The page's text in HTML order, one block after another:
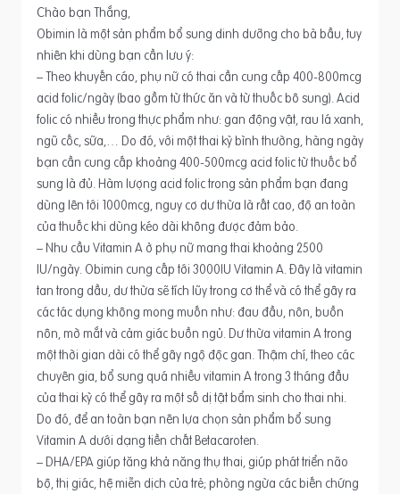
Chào bạn Thắng,
Obimin là một sản phẩm bổ sung dinh dưỡng cho bà bầu, tuy
nhiên khi dùng bạn cần lưu ý:
– Theo khuyến cáo, phụ nữ có thai cần cung cấp 400-800mcg
acid folic/ngày (bao gồm từ thức ăn và từ thuốc bô sung). Acid
folic có nhiều trong thực phẩm như: gan động vật, rau lá xanh,
ngũ cốc, sữa,… Do đó, với một thai kỳ bình thường, hàng ngày
bạn cần cung cấp khoảng 400-500mcg acid folic từ thuốc bổ
sung là đủ. Hàm lượng acid folic trong sản phẩm bạn đang
dùng lên tới 1000mcg, nguy cơ dư thừa là rất cao, độ an toàn
của thuốc khi dùng kéo dài không được đảm bảo.
– Nhu cầu Vitamin A ở phụ nữ mang thai khoảng 2500
IU/ngày. Obimin cung cấp tới 3000IU Vitamin A. Đây là vitamin
tan trong dầu, dư thừa sẽ tích lũy trong cơ thể và có thể gây ra
các tác dụng không mong muốn như: đau đầu, nôn, buồn
nôn, mờ mắt và cảm giác buồn ngủ. Dư thừa vitamin A trong
một thời gian dài có thể gây ngộ độc gan. Thậm chí, theo các
chuyên gia, bổ sung quá nhiều vitamin A trong 3 tháng đầu
của thai kỳ có thể gây ra một số dị tật bẩm sinh cho thai nhi.
Do đó, để an toàn bạn nên lựa chọn sản phẩm bổ sung
Vitamin A dưới dạng tiền chất Betacaroten.
– DHA/EPA giúp tăng khả năng thụ thai, giúp phát triển não
bộ, thị giác, hệ miễn dịch của trẻ; phòng ngừa các biến chứng